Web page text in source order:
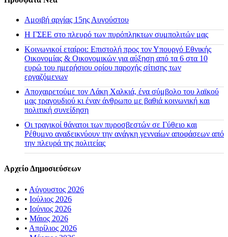
Αμοιβή αργίας 15ης Αυγούστου
H ΓΣΕΕ στο πλευρό των πυρόπληκτων συμπολιτών μας
Κοινωνικοί εταίροι: Επιστολή προς τον Υπουργό Εθνικής
Οικονομίας & Οικονομικών για αύξηση από τα 6 στα 10
ευρώ του ημερήσιου ορίου παροχής σίτισης των
εργαζόμενων
Αποχαιρετούμε τον Λάκη Χαλκιά, ένα σύμβολο του λαϊκού
μας τραγουδιού κι έναν άνθρωπο με βαθιά κοινωνική και
πολιτική συνείδηση
Οι τραγικοί θάνατοι των πυροσβεστών σε Γύθειο και
Ρέθυμνο αναδεικνύουν την ανάγκη γενναίων αποφάσεων από
την πλευρά της πολιτείας
Αρχείο Δημοσιεύσεων
• Αύγουστος 2026
• Ιούλιος 2026
• Ιούνιος 2026
• Μάιος 2026
• Απρίλιος 2026